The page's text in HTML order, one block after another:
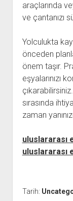
araçlarında
ve çantanızı
Yolculukta
önceden
önem taşır.
eşyalarınızı
sırasında
zaman
uluslararası
uluslararası
Tarih: